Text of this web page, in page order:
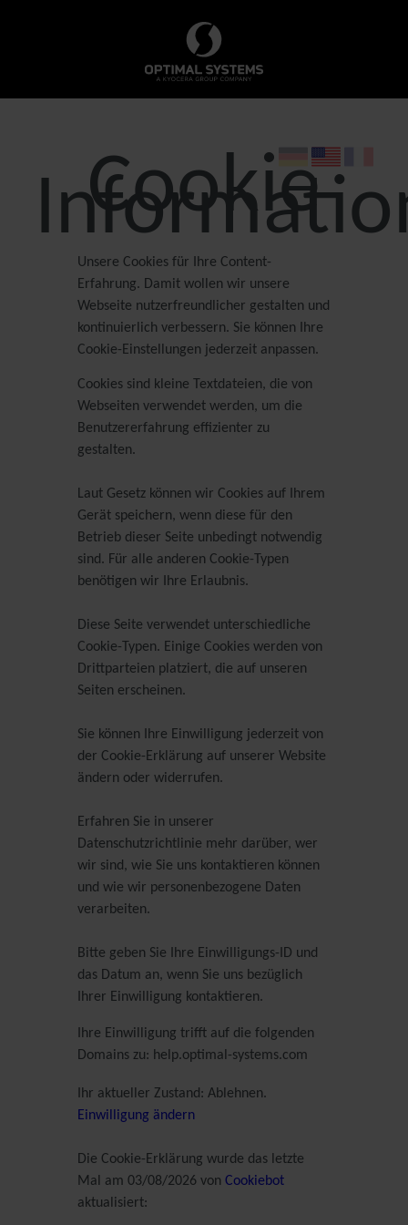
Cookie
Unsere Cookies für Ihre Content-
Erfahrung. Damit wollen wir unsere
Webseite nutzerfreundlicher gestalten und
kontinuierlich verbessern. Sie können Ihre
Cookie-Einstellungen jederzeit anpassen.
Cookies sind kleine Textdateien, die von
Webseiten verwendet werden, um die
Benutzererfahrung effizienter zu
gestalten.
Laut Gesetz können wir Cookies auf Ihrem
Gerät speichern, wenn diese für den
Betrieb dieser Seite unbedingt notwendig
sind. Für alle anderen Cookie-Typen
benötigen wir Ihre Erlaubnis.
Diese Seite verwendet unterschiedliche
Cookie-Typen. Einige Cookies werden von
Drittparteien platziert, die auf unseren
Seiten erscheinen.
Sie können Ihre Einwilligung jederzeit von
der Cookie-Erklärung auf unserer Website
ändern oder widerrufen.
Erfahren Sie in unserer
Datenschutzrichtlinie mehr darüber, wer
wir sind, wie Sie uns kontaktieren können
und wie wir personenbezogene Daten
verarbeiten.
Bitte geben Sie Ihre Einwilligungs-ID und
das Datum an, wenn Sie uns bezüglich
Ihrer Einwilligung kontaktieren.
Ihre Einwilligung trifft auf die folgenden
Domains zu: help.optimal-systems.com
Ihr aktueller Zustand: Ablehnen.
Einwilligung ändern
Die Cookie-Erklärung wurde das letzte
Mal am 03/08/2026 von Cookiebot
aktualisiert: